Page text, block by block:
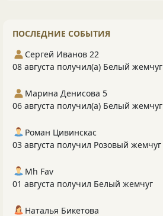
ПОСЛЕДНИЕ СОБЫТИЯ
Сергей Иванов 22
08 августа получил(а) Белый жемчуг
Марина Денисова 5
06 августа получил(а) Белый жемчуг
Роман Цивинскас
03 августа получил Розовый жемчуг
Mh Fav
01 августа получил Белый жемчуг
Наталья Бикетова